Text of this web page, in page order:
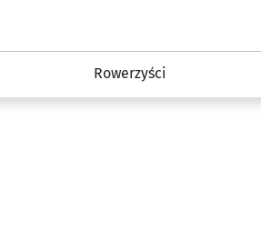
Rowerzyści